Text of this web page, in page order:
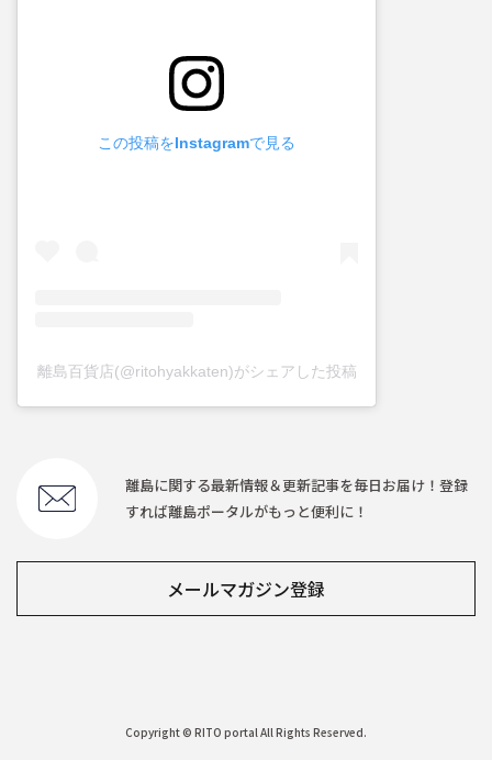
この投稿をInstagramで見る
離島百貨店(@ritohyakkaten)がシェアした投稿
離島に関する最新情報＆更新記事を毎日お届け！登録
すれば離島ポータルがもっと便利に！
メールマガジン登録
Copyright © RITO portal All Rights Reserved.